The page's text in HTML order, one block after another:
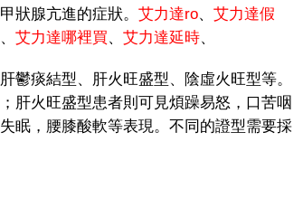
狀腺亢進的症狀。 艾力達ro、 艾力達假
、 艾力達哪裡買、 艾力達延時、
痰結型、肝火旺盛型、陰虛火旺型等。
肝火旺盛型患者則可見煩躁易怒，口苦咽
眠，腰膝酸軟等表現。不同的證型需要採